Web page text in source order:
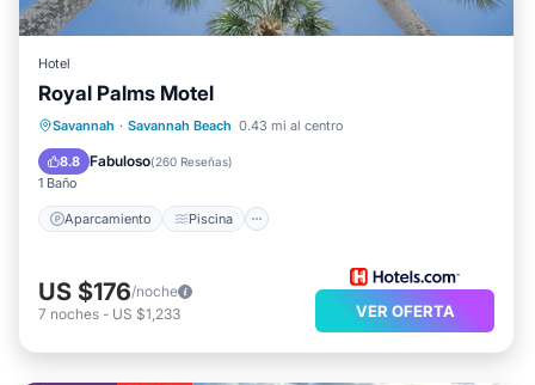
Hotel
Royal Palms Motel
Savannah · Savannah Beach 0.43 mi al centro
8.8 Fabuloso(260 Reseñas)
1 Baño
Aparcamiento Piscina
Aparcamiento
Piscina
Balcón/Terraza
US $176/noche
7 noches - US $1,233 VER OFERTA